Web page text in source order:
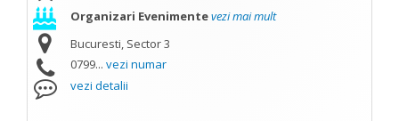
Organizari Evenimentevezi mai mult
Bucuresti, Sector 3
0799... vezi numar
vezi detalii